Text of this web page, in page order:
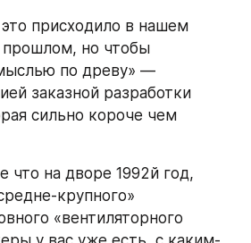
присходило в нашем
но чтобы
по древу» —
заказной разработки
сильно короче чем
что на дворе 1992й год,
крупного»
«вентиляторного